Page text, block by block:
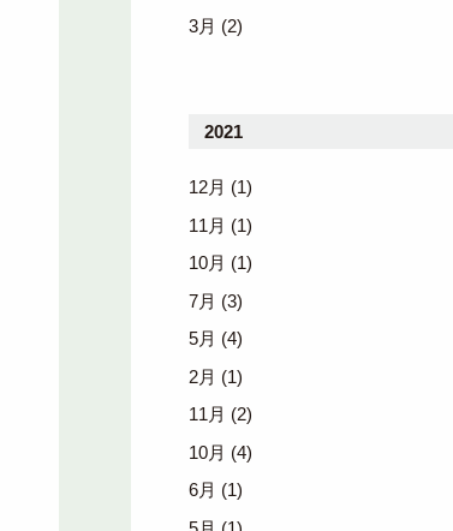
3月 (2)
2021
12月 (1)
11月 (1)
10月 (1)
7月 (3)
5月 (4)
2月 (1)
11月 (2)
10月 (4)
6月 (1)